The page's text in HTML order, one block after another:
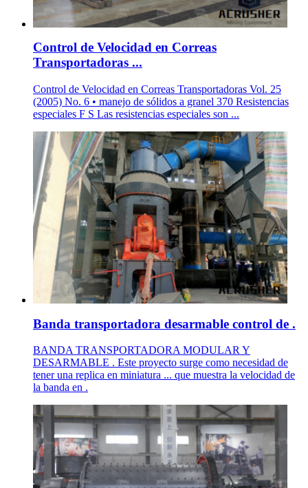
Control de Velocidad en Correas
Transportadoras ...
Control de Velocidad en Correas Transportadoras Vol. 25
(2005) No. 6 • manejo de sólidos a granel 370 Resistencias
especiales F S Las resistencias especiales son ...
Banda transportadora desarmable control de .
BANDA TRANSPORTADORA MODULAR Y
DESARMABLE . Este proyecto surge como necesidad de
tener una replica en miniatura ... que muestra la velocidad de
la banda en .